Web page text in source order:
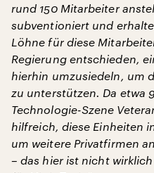
rund 150 Mitarbeiter
subventioniert und
Löhne für diese
Regierung entschieden,
hierhin umzusiedeln, um
zu unterstützen. Da etwa
Technologie-Szene
hilfreich, diese Einheiten
um weitere Privatfirmen
– das hier ist nicht